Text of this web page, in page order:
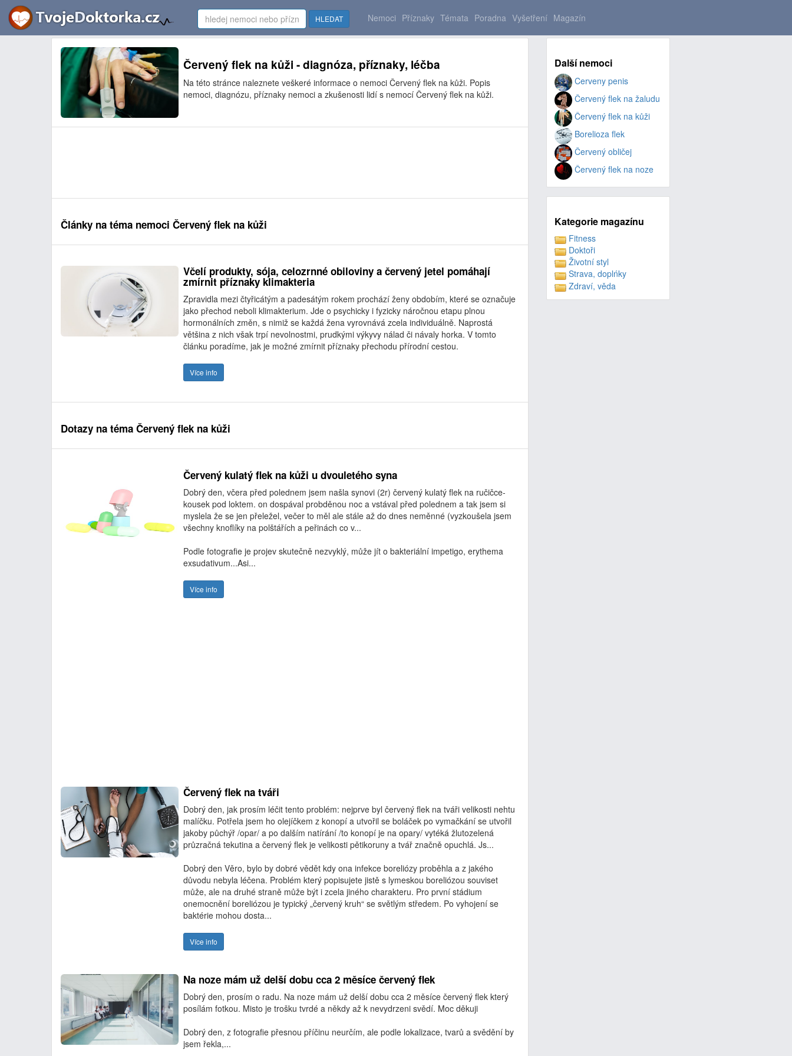
HLEDAT Nemoci Příznaky Témata Poradna Vyšetření Magazín
Červený flek na kůži - diagnóza, příznaky, léčba
Na této stránce naleznete veškeré informace o nemoci Červený flek na kůži. Popis
nemoci, diagnózu, příznaky nemoci a zkušenosti lidí s nemocí Červený flek na kůži.
Články na téma nemoci Červený flek na kůži
Včelí produkty, sója, celozrnné obiloviny a červený jetel pomáhají
zmírnit příznaky klimakteria
Zpravidla mezi čtyřicátým a padesátým rokem prochází ženy obdobím, které se označuje
jako přechod neboli klimakterium. Jde o psychicky i fyzicky náročnou etapu plnou
hormonálních změn, s nimiž se každá žena vyrovnává zcela individuálně. Naprostá
většina z nich však trpí nevolnostmi, prudkými výkyvy nálad či návaly horka. V tomto
článku poradíme, jak je možné zmírnit příznaky přechodu přírodní cestou.
Více info
Dotazy na téma Červený flek na kůži
Červený kulatý flek na kůži u dvouletého syna
Dobrý den, včera před polednem jsem našla synovi (2r) červený kulatý flek na ručičce-
kousek pod loktem. on dospával probděnou noc a vstával před polednem a tak jsem si
myslela že se jen přeležel, večer to měl ale stále až do dnes neměnné (vyzkoušela jsem
všechny knoflíky na polštářích a peřinách co v...
Podle fotografie je projev skutečně nezvyklý, může jít o bakteriální impetigo, erythema
exsudativum...Asi...
Více info
Červený flek na tváři
Dobrý den, jak prosím léčit tento problém: nejprve byl červený flek na tváři velikosti nehtu
malíčku. Potřela jsem ho olejíčkem z konopí a utvořil se boláček po vymačkání se utvořil
jakoby půchýř /opar/ a po dalším natírání /to konopí je na opary/ vytéká žlutozelená
průzračná tekutina a červený flek je velikosti pětikoruny a tvář značně opuchlá. Js...
Dobrý den Věro, bylo by dobré vědět kdy ona infekce boreliózy proběhla a z jakého
důvodu nebyla léčena. Problém který popisujete jistě s lymeskou boreliózou souviset
může, ale na druhé straně může být i zcela jiného charakteru. Pro první stádium
onemocnění boreliózou je typický „červený kruh“ se světlým středem. Po vyhojení se
baktérie mohou dosta...
Více info
Na noze mám už delší dobu cca 2 měsíce červený flek
Dobrý den, prosím o radu. Na noze mám už delší dobu cca 2 měsíce červený flek který
posílám fotkou. Misto je trošku tvrdé a někdy až k nevydrzeni svědí. Moc děkuji
Dobrý den, z fotografie přesnou příčinu neurčím, ale podle lokalizace, tvarů a svědění by
jsem řekla,...
Další nemoci
Cerveny penis
Červený flek na žaludu
Červený flek na kůži
Borelioza flek
Červený obličej
Červený flek na noze
Kategorie magazínu
Fitness
Doktoři
Životní styl
Strava, doplńky
Zdraví, věda